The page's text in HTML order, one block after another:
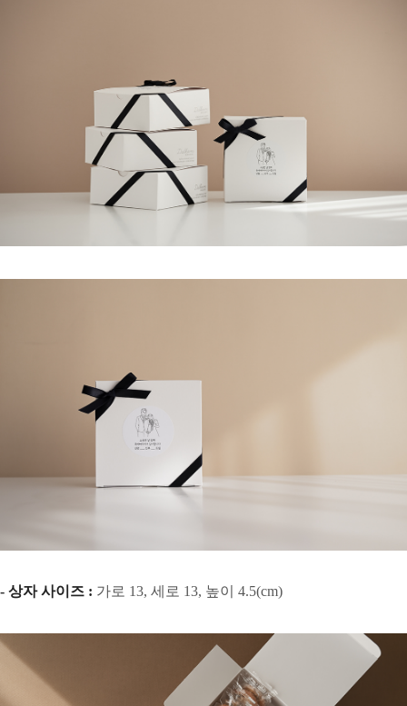
- 상자 사이즈 : 가로 13, 세로 13, 높이 4.5(cm)